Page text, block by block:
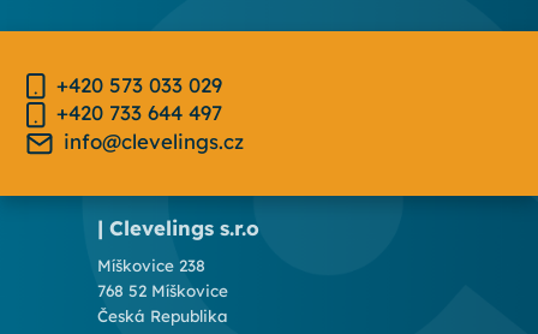
+420 573 033 029
+420 733 644 497
info@clevelings.cz
| Clevelings s.r.o
Míškovice 238
768 52 Míškovice
Česká Republika